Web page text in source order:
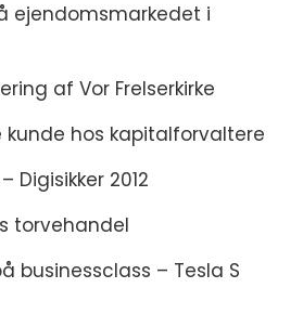
ejendomsmarkedet i
af Vor Frelserkirke
hos kapitalforvaltere
Digisikker 2012
torvehandel
businessclass – Tesla S